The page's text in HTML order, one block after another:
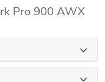
Pro 900 AWX